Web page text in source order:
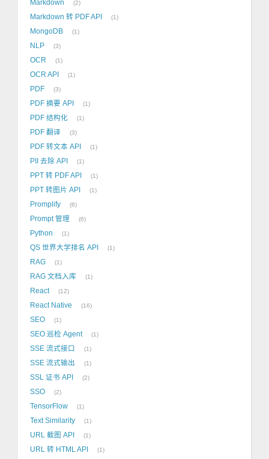
Markdown 2
Markdown 转 PDF API 1
MongoDB 1
NLP 3
OCR 1
OCR API 1
PDF 3
PDF 摘要 API 1
PDF 结构化 1
PDF 翻译 3
PDF 转文本 API 1
PII 去除 API 1
PPT 转 PDF API 1
PPT 转图片 API 1
Promplify 6
Prompt 管理 6
Python 1
QS 世界大学排名 API 1
RAG 1
RAG 文档入库 1
React 12
React Native 16
SEO 1
SEO 巡检 Agent 1
SSE 流式接口 1
SSE 流式输出 1
SSL 证书 API 2
SSO 2
TensorFlow 1
Text Similarity 1
URL 截图 API 1
URL 转 HTML API 1